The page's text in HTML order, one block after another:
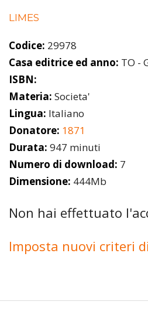
LIMES
Codice: 29978
Casa editrice ed anno: TO -
ISBN:
Materia: Societa'
Lingua: Italiano
Donatore: 1871
Durata: 947 minuti
Numero di download: 7
Dimensione: 444Mb
Non hai effettuato
Imposta nuovi criteri